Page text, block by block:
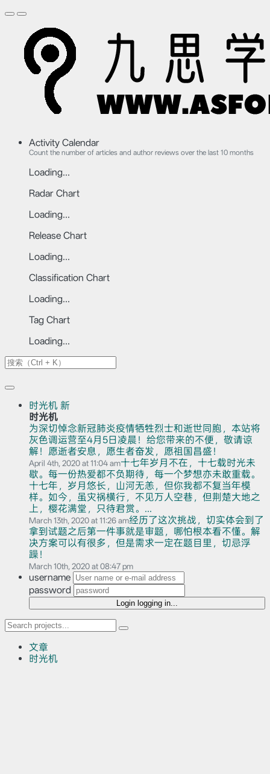
Activity Calendar
Count the number of articles and author reviews over the last 10 months
Loading...
Radar Chart
Loading...
Release Chart
Loading...
Classification Chart
Loading...
Tag Chart
Loading...
时光机 新
时光机
为深切悼念新冠肺炎疫情牺牲烈士和逝世同胞，本站将
灰色调运营至4月5日凌晨！给您带来的不便，敬请谅
解！愿逝者安息，愿生者奋发，愿祖国昌盛！
April 4th, 2020 at 11:04 am十七年岁月不在，十七载时光未
歇。每一份热爱都不负期待，每一个梦想亦未敢重载。
十七年，岁月悠长，山河无恙，但你我都不复当年模
样。如今，虽灾祸横行，不见万人空巷，但荆楚大地之
上，樱花满堂，只待君赏。...
March 13th, 2020 at 11:26 am经历了这次挑战，切实体会到了
拿到试题之后第一件事就是审题，哪怕根本看不懂。解
决方案可以有很多，但是需求一定在题目里，切忌浮
躁！
March 10th, 2020 at 08:47 pm
username
password
Login logging in...
文章
时光机